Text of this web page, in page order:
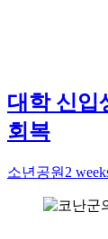
대학 신입
회복
소년공원 2